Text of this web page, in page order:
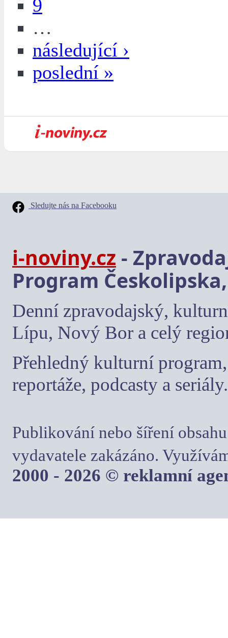
9
…
následující ›
poslední »
Sledujte nás na Facebooku
i-noviny.cz -
Program
Denní zpravodajský,
Lípu, Nový Bor a celý
Přehledný kulturní
reportáže, podcasty a seriály.
Publikování nebo šíření
vydavatele zakázáno.
2000 - 2026 © reklamní